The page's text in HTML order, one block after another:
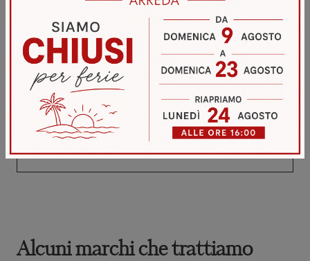
giorno. Offriamo un percorso completo, con un
unico interlocutore e un supporto costante, per
rendere ogni progetto semplice, curato e
perfettamente in linea con le esigenze della tua
casa.
SCOPRI DI PIÙ
Alcuni marchi che trattiamo